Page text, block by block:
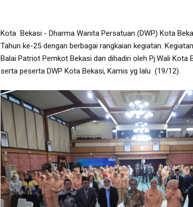
Kota Bekasi - Dharma Wanita Persatuan (DWP) Kota
Tahun ke-25 dengan berbagai rangkaian kegiatan.
Balai Patriot Pemkot Bekasi dan dihadiri oleh Pj.Wali Kota
serta peserta DWP Kota Bekasi, Kamis yg lalu (19/12).